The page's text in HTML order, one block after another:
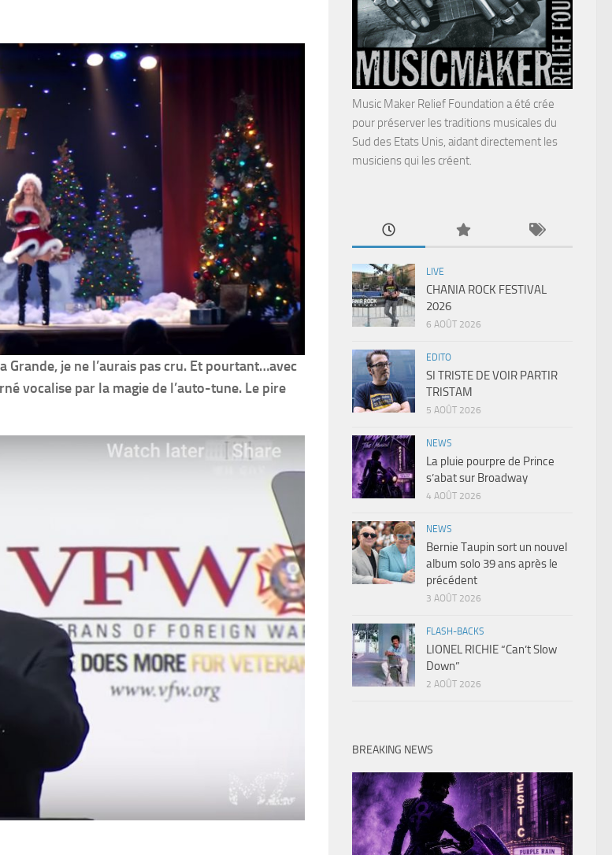
Grande, je ne l’aurais pas cru. Et pourtant…avec
vocalise par la magie de l’auto-tune. Le pire
Music Maker Relief Foundation a été crée
pour préserver les traditions musicales du
Sud des Etats Unis, aidant directement les
musiciens qui les créent.
LIVE
CHANIA ROCK FESTIVAL
2026
6 AOÛT 2026
EDITO
SI TRISTE DE VOIR PARTIR
TRISTAM
5 AOÛT 2026
NEWS
La pluie pourpre de Prince
s’abat sur Broadway
4 AOÛT 2026
NEWS
Bernie Taupin sort un nouvel
album solo 39 ans après le
précédent
3 AOÛT 2026
FLASH-BACKS
LIONEL RICHIE “Can’t Slow
Down”
2 AOÛT 2026
BREAKING NEWS